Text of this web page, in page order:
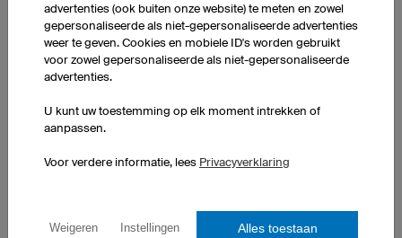
Wielersport Windjack CJW5 Pro + 2 verdere producten
Beoordeeld in Nederland op 19.07.2026
Goede kwaliteit, prachtige mogelijkheden, what you see
en op tijd
advertenties (ook buiten onze website) te meten en zowel
gepersonaliseerde als niet-gepersonaliseerde advertenties
weer te geven. Cookies en mobiele ID's worden gebruikt
voor zowel gepersonaliseerde als niet-gepersonaliseerde
advertenties.
U kunt uw toestemming op elk moment intrekken of
aanpassen.
Voor verdere informatie, lees Privacyverklaring
Weigeren Instellingen Alles toestaan